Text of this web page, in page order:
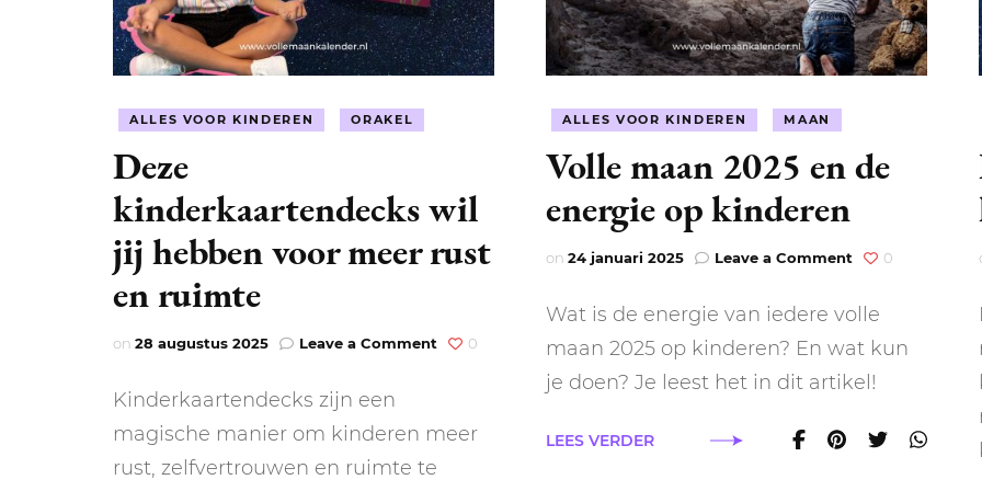
NEGENDE HUIS
ELFDE HUIS
TWAALFDE HUIS
NEPTUNUS
PLUTO
CHIRON
ORAKEL
RITUELEN
NIEUWE MAAN
VOLLE MAAN
MERCURIUS
SPIRIT ANIMALS
TAROT
ALLES VOOR KINDEREN ORAKEL
Deze
kinderkaartendecks wil
jij hebben voor meer rust
en ruimte
on 28 augustus 2025 Leave a Commenton
kinderkaartendecks
jij
voor
0
Kinderkaartendecks zijn een
magische manier om kinderen meer
rust, zelfvertrouwen en ruimte te
ALLES VOOR KINDEREN MAAN
Volle maan 2025 en de
energie op kinderen
on24 januari 2025 Leave a Comment on
2025
en
energie
kinderen
0
Wat is de energie van iedere volle
maan 2025 op kinderen? En wat kun
je doen? Je leest het in dit artikel!
LEES VERDER